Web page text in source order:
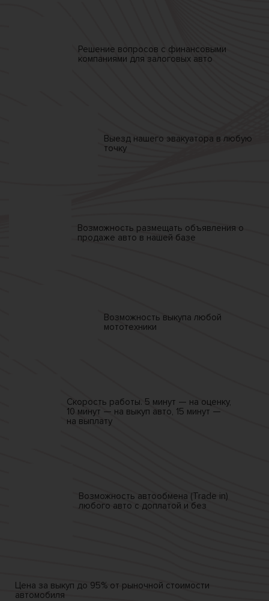
Решение вопросов с финансовыми
компаниями для залоговых авто
Выезд нашего эвакуатора в любую
точку
Возможность размещать объявления о
продаже авто в нашей базе
Возможность выкупа любой
мототехники
Скорость работы. 5 минут — на оценку,
10 минут — на выкуп авто, 15 минут —
на выплату
Возможность автообмена (Trade in)
любого авто с доплатой и без
Цена за выкуп до 95% от рыночной стоимости
автомобиля